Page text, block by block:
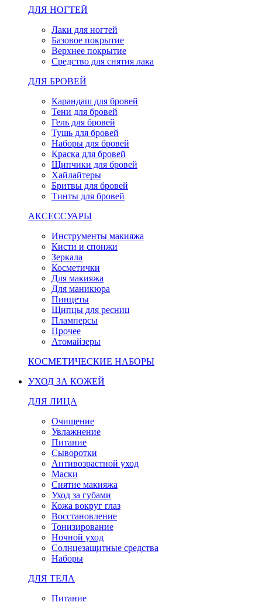
ДЛЯ НОГТЕЙ
Лаки для ногтей
Базовое покрытие
Верхнее покрытие
Средство для снятия лака
ДЛЯ БРОВЕЙ
Карандаш для бровей
Тени для бровей
Гель для бровей
Тушь для бровей
Наборы для бровей
Краска для бровей
Щипчики для бровей
Хайлайтеры
Бритвы для бровей
Тинты для бровей
АКСЕССУАРЫ
Инструменты макияжа
Кисти и спонжи
Зеркала
Косметички
Для макияжа
Для маникюра
Пинцеты
Щипцы для ресниц
Пламперсы
Прочее
Атомайзеры
КОСМЕТИЧЕСКИЕ НАБОРЫ
УХОД ЗА КОЖЕЙ
ДЛЯ ЛИЦА
Очищение
Увлажнение
Питание
Сыворотки
Антивозрастной уход
Маски
Снятие макияжа
Уход за губами
Кожа вокруг глаз
Восстановление
Тонизирование
Ночной уход
Солнцезащитные средства
Наборы
ДЛЯ ТЕЛА
Питание